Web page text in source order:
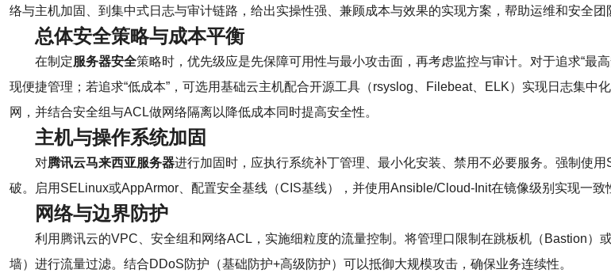
络与主机加固、到集中式日志与审计链路，给出实操性强、兼顾成本与效果的实现方案，帮助运维和安全团
总体安全策略与成本平衡
在制定服务器安全策略时，优先级应是先保障可用性与最小攻击面，再考虑监控与审计。对于追求“
现便捷管理；若追求“低成本”，可选用基础云主机配合开源工具（rsyslog、Filebeat、ELK）实现日志集
网，并结合安全组与ACL做网络隔离以降低成本同时提高安全性。
主机与操作系统加固
对腾讯云马来西亚服务器进行加固时，应执行系统补丁管理、最小化安装、禁用不必要服务。强制使
破。启用SELinux或AppArmor、配置安全基线（CIS基线），并使用Ansible/Cloud-Init在镜像级别实现一致
网络与边界防护
利用腾讯云的VPC、安全组和网络ACL，实施细粒度的流量控制。将管理口限制在跳板机（Bastion）
墙）进行流量过滤。结合DDoS防护（基础防护+高级防护）可以抵御大规模攻击，确保业务连续性。